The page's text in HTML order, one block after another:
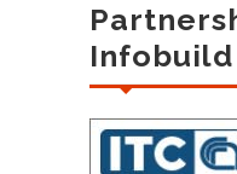
Infobuild